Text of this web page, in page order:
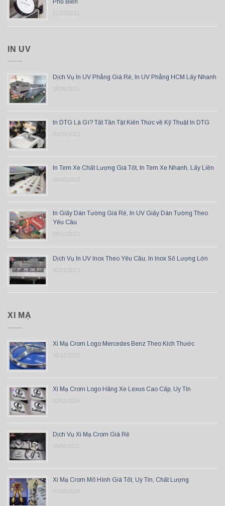
21/07/2021
IN UV
Dịch Vụ In UV Phẳng Giá Rẻ, In UV Phẳng HCM Lấy Nhanh
08/06/2021
In DTG Là Gì? Tất Tần Tật Kiến Thức về Kỹ Thuật In DTG
03/03/2023
In Tem Xe Chất Lượng Giá Tốt, In Tem Xe Nhanh, Lấy Liền
06/03/2023
In Giấy Dán Tường Giá Rẻ, In UV Giấy Dán Tường Theo
Yêu Cầu
09/10/2023
Dịch Vụ In UV Inox Theo Yêu Cầu, In Inox Số Lượng Lớn
02/01/2023
XI MẠ
Xi Mạ Crom Logo Mercedes Benz Theo Kích Thước
30/12/2023
Xi Mạ Crom Logo Hãng Xe Lexus Cao Cấp, Uy Tín
02/01/2024
Dịch Vụ Xi Mạ Crom Giá Rẻ
05/06/2021
Xi Mạ Crom Mô Hình Giá Tốt, Uy Tín, Chất Lượng
07/06/2024